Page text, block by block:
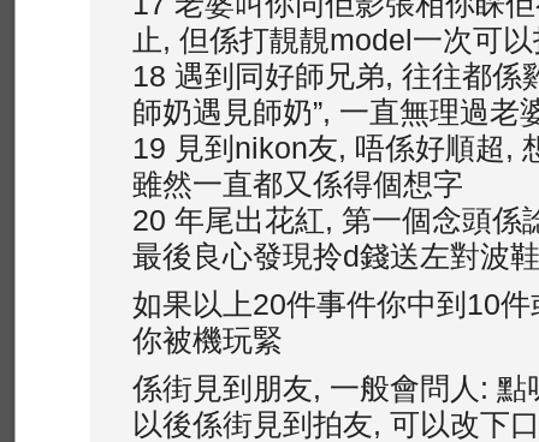
止, 但係打靚靚model一次可
18 遇到同好師兄弟, 往往都係
師奶遇見師奶”, 一直無理過老
19 見到nikon友, 唔係好順超,
雖然一直都又係得個想字
20 年尾出花紅, 第一個念頭係
最後良心發現拎d錢送左對波
如果以上20件事件你中到10
你被機玩緊
係街見到朋友, 一般會問人: 點
以後係街見到拍友, 可以改下